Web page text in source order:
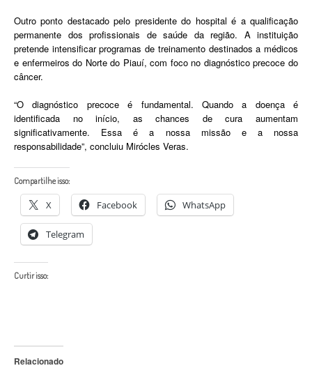
Outro ponto destacado pelo presidente do hospital é a qualificação
permanente dos profissionais de saúde da região. A instituição
pretende intensificar programas de treinamento destinados a médicos
e enfermeiros do Norte do Piauí, com foco no diagnóstico precoce do
câncer.
“O diagnóstico precoce é fundamental. Quando a doença é
identificada no início, as chances de cura aumentam
significativamente. Essa é a nossa missão e a nossa
responsabilidade”, concluiu Mirócles Veras.
Compartilhe isso:
X Facebook WhatsApp
Telegram
Curtir isso:
Relacionado